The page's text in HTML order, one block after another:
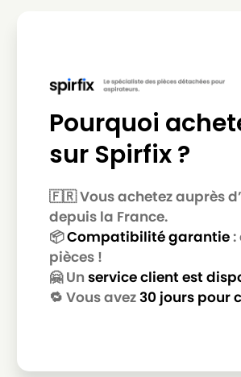
MIELE
MIELE ALLERGY
MIELE
MIELE ALLERGY
MIELE
MIELE ALLERGY
MIELE
MIELE
MIELE ALLERGY
Pourquoi
sur Spirfix ?
🇫🇷 Vous achetez auprès
depuis la France.
📦Compatibilité garantie:
pièces !
🤗 Un service client est
🔁 Vous avez30 jours pour